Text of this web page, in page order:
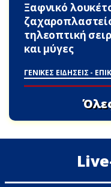
Ξαφνικό
τηλεοπτική
και μύγες
ΓΕΝΙΚΕΣ ΕΙΔΗΣΕΙΣ -